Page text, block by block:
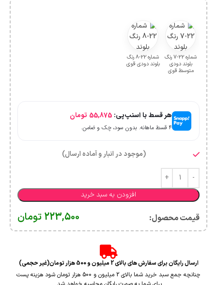
شماره 22-7 رنگ
بلوند دودی
متوسط قوی
شماره 22-8 رنگ
بلوند دودی قوی
هر قسط با اسنپ‌پی: 55,875 تومان
۴ قسط ماهانه. بدون سود، چک و ضامن.
(موجود در انبار و آماده ارسال)
افزودن به سبد خرید
قیمت محصول:​ 223,500 تومان
ارسال رایگان برای سفارش های بالای 2 میلیون و 500 هزار تومان(غیر حجمی)
چنانچه جمع سبد خرید شما بالای 2 میلیون و 500 هزار تومان شود هزینه پست